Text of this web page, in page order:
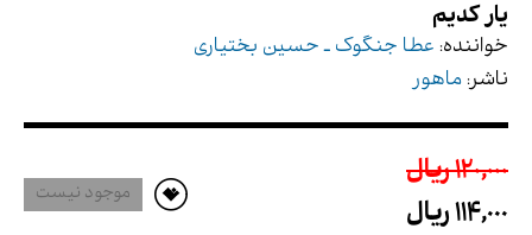
خواننده: عطا جنگوک ـ حسین بختیاری
ناشر: ماهور
120,000 ريال
114,000 ريال
موجود نیست